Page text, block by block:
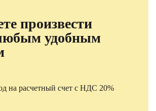
произвести
удобным
на расчетный счет с НДС 20%